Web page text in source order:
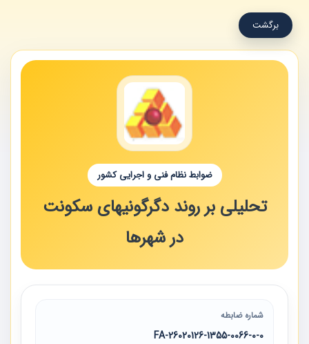
برگشت
ضوابط نظام فنی و اجرایی کشور
تحلیلی بر روند دگرگونیهای سکونت
در شهرها
شماره ضابطه
26020126-1355-0066-0-0-FA